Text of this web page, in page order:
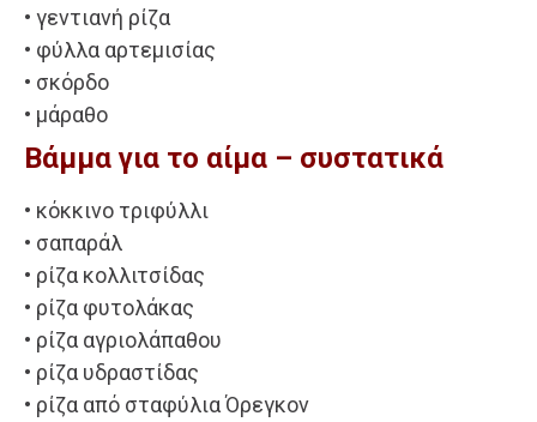
• γεντιανή ρίζα
• φύλλα αρτεμισίας
• σκόρδο
• μάραθο
Βάμμα για το αίμα – συστατικά
• κόκκινο τριφύλλι
• σαπαράλ
• ρίζα κολλιτσίδας
• ρίζα φυτολάκας
• ρίζα αγριολάπαθου
• ρίζα υδραστίδας
• ρίζα από σταφύλια Όρεγκον